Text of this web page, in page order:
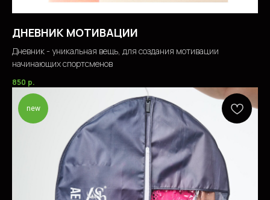
ДНЕВНИК МОТИВАЦИИ
Дневник - уникальная вещь, для создания мотивации
начинающих спортсменов
850 р.
new